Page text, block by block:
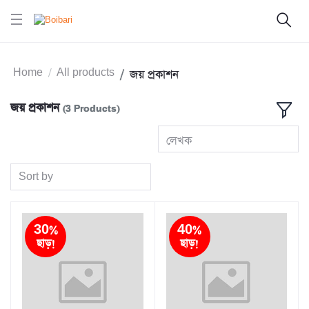
Home All products জয় প্রকাশন
জয় প্রকাশন(3 Products)
লেখক
Sort by
30%
ছাড়!
40%
ছাড়!